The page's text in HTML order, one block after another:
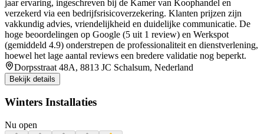
jaar ervaring, ingeschreven bij de Kamer van Koophandel en
verzekerd via een bedrijfsrisicoverzekering. Klanten prijzen zijn
vakkundig advies, vriendelijkheid en duidelijke communicatie. De
hoge beoordelingen op Google (5 uit 1 review) en Werkspot
(gemiddeld 4.9) onderstrepen de professionaliteit en dienstverlening,
hoewel het lage aantal reviews een bredere validatie nog beperkt.
Dorpsstraat 48A, 8813 JC Schalsum, Nederland
Bekijk details
Winters Installaties
Nu open